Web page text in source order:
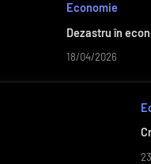
Economie
Dezastru în
18/04/2026